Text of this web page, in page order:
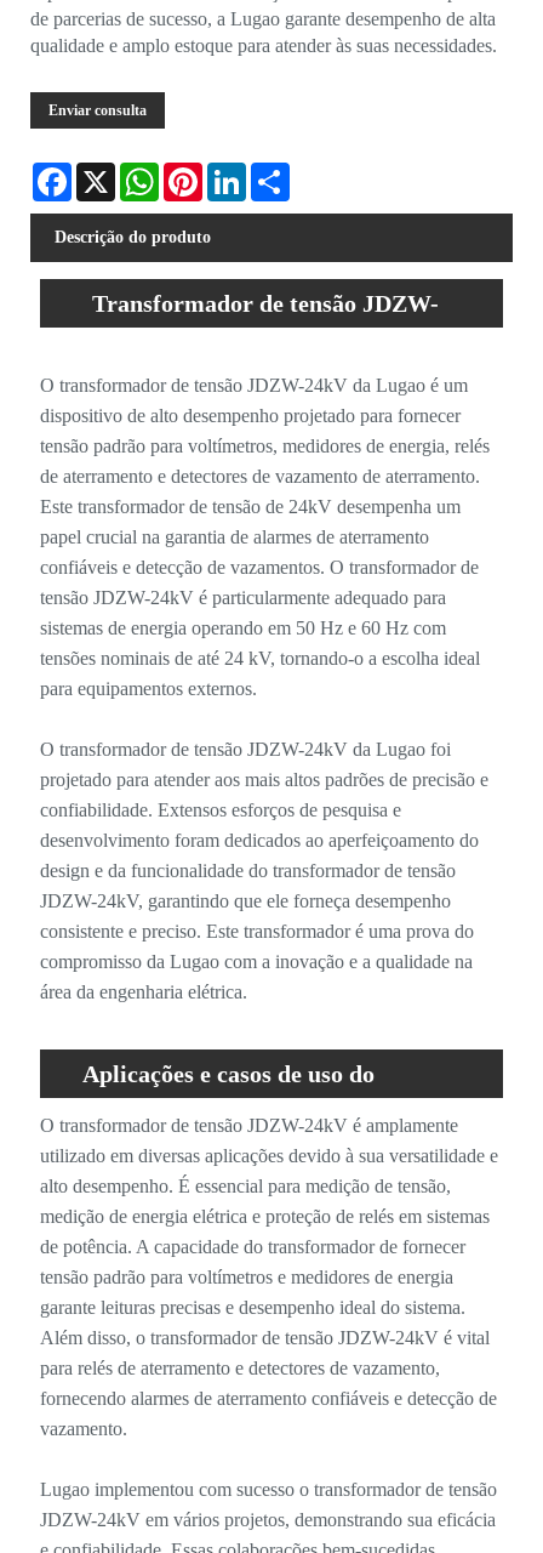
de parcerias de sucesso, a Lugao garante desempenho de alta
qualidade e amplo estoque para atender às suas necessidades.
Enviar consulta
Facebook
X WhatsAppPinterestLinkedIn
Descrição do produto
Transformador de tensão JDZW-
sistemas de energia
O transformador de tensão JDZW-24kV da Lugao é um
dispositivo de alto desempenho projetado para fornecer
tensão padrão para voltímetros, medidores de energia, relés
de aterramento e detectores de vazamento de aterramento.
Este transformador de tensão de 24kV desempenha um
papel crucial na garantia de alarmes de aterramento
confiáveis ​​e detecção de vazamentos. O transformador de
tensão JDZW-24kV é particularmente adequado para
sistemas de energia operando em 50 Hz e 60 Hz com
tensões nominais de até 24 kV, tornando-o a escolha ideal
para equipamentos externos.
O transformador de tensão JDZW-24kV da Lugao foi
projetado para atender aos mais altos padrões de precisão e
confiabilidade. Extensos esforços de pesquisa e
desenvolvimento foram dedicados ao aperfeiçoamento do
design e da funcionalidade do transformador de tensão
JDZW-24kV, garantindo que ele forneça desempenho
consistente e preciso. Este transformador é uma prova do
compromisso da Lugao com a inovação e a qualidade na
área da engenharia elétrica.
Aplicações e casos de uso do
transformador de tensão JDZW-24kV
O transformador de tensão JDZW-24kV é amplamente
utilizado em diversas aplicações devido à sua versatilidade e
alto desempenho. É essencial para medição de tensão,
medição de energia elétrica e proteção de relés em sistemas
de potência. A capacidade do transformador de fornecer
tensão padrão para voltímetros e medidores de energia
garante leituras precisas e desempenho ideal do sistema.
Além disso, o transformador de tensão JDZW-24kV é vital
para relés de aterramento e detectores de vazamento,
fornecendo alarmes de aterramento confiáveis ​​e detecção de
vazamento.
Lugao implementou com sucesso o transformador de tensão
JDZW-24kV em vários projetos, demonstrando sua eficácia